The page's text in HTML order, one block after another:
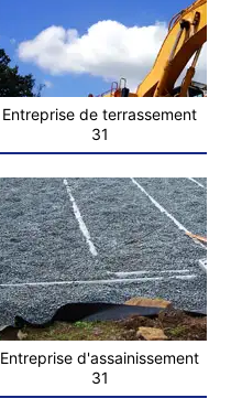
Entreprise de terrassement
31
Entreprise d'assainissement
31